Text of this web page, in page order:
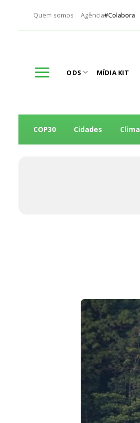
Quem somos Agência#Colabora
ODS MÍDIA KIT
COP30 Cidades Clima